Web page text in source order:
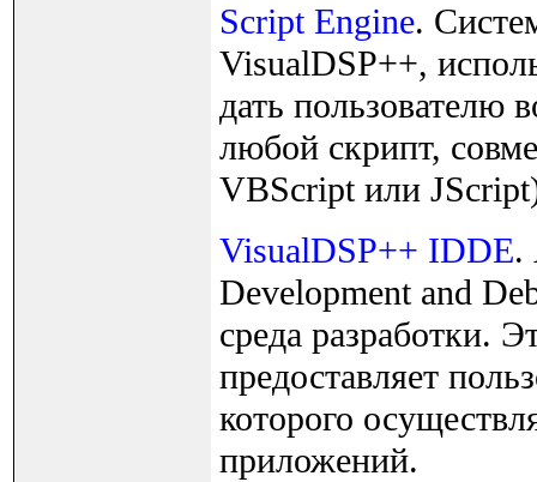
Script Engine.
VisualDSP++,
дать пользователю
любой скрипт,
VBScript или
VisualDSP++ IDDE.
Development and
среда разработки.
предоставляет
которого
приложений.